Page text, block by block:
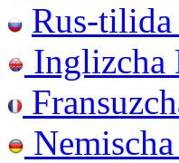
Rus-tilida
Inglizcha